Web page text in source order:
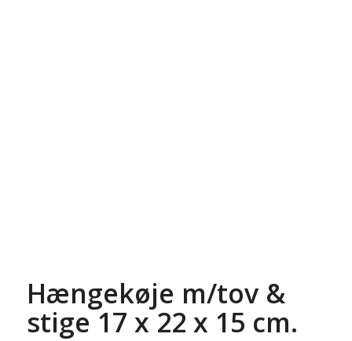
Hængekøje m/tov &
stige 17 x 22 x 15 cm.